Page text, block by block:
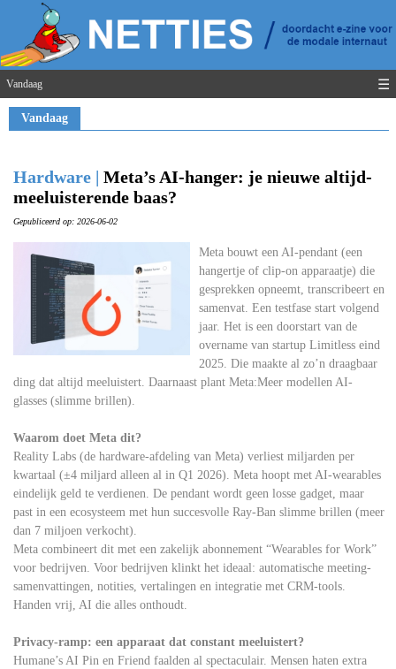
Vandaag ☰
Vandaag
Hardware | Meta’s AI-hanger: je nieuwe altijd-
meeluisterende baas?
Gepubliceerd op: 2026-06-02
Meta bouwt een AI-pendant (een
hangertje of clip-on apparaatje) die
gesprekken opneemt, transcribeert en
samenvat. Een testfase start volgend
jaar. Het is een doorstart van de
overname van startup Limitless eind
2025. Die maakte al zo’n draagbaar
ding dat altijd meeluistert. Daarnaast plant Meta:Meer modellen AI-
glasses (slimme brillen).
Waarom doet Meta dit?
Reality Labs (de hardware-afdeling van Meta) verliest miljarden per
kwartaal (±4 miljard alleen al in Q1 2026). Meta hoopt met AI-wearables
eindelijk geld te verdienen. De pendant wordt geen losse gadget, maar
past in een ecosysteem met hun succesvolle Ray-Ban slimme brillen (meer
dan 7 miljoen verkocht).
Meta combineert dit met een zakelijk abonnement “Wearables for Work”
voor bedrijven. Voor bedrijven klinkt het ideaal: automatische meeting-
samenvattingen, notities, vertalingen en integratie met CRM-tools.
Handen vrij, AI die alles onthoudt.
Privacy-ramp: een apparaat dat constant meeluistert?
Humane’s AI Pin en Friend faalden al spectaculair. Mensen haten extra